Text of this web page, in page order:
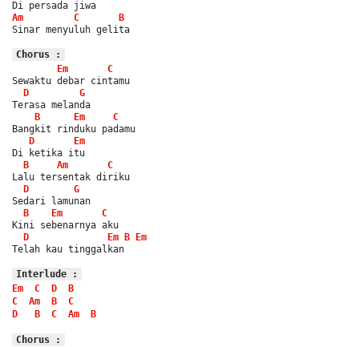
Di persada jiwa
Am
C
B
Sinar menyuluh gelita
Chorus :
Em
C
Sewaktu debar cintamu
D
G
Terasa melanda
B
Em
C
Bangkit rinduku padamu
D
Em
Di ketika itu
B
Am
C
Lalu tersentak diriku
D
G
Sedari lamunan
B
Em
C
Kini sebenarnya aku
D
Em B Em
Telah kau tinggalkan
Interlude :
Em
C D
B
C
Am B
C
D
B C Am B
Chorus :